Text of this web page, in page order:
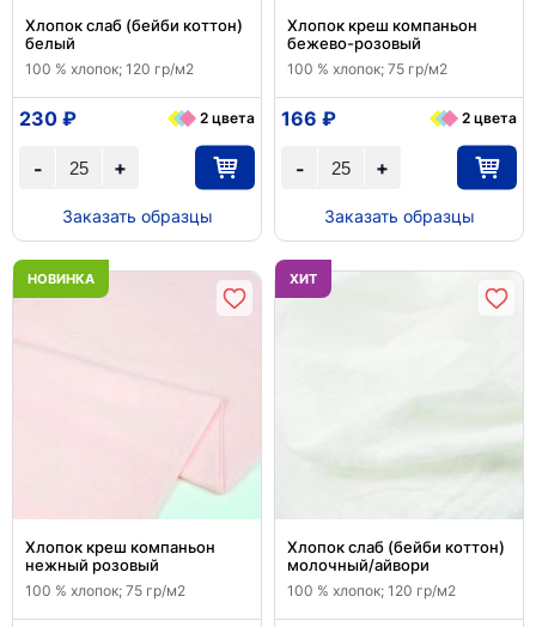
Хлопок слаб (бейби коттон)
белый
100 % хлопок; 120 гр/м2
+
-
230 ₽ 2 цвета
Заказать образцы
Хлопок креш компаньон
бежево-розовый
100 % хлопок; 75 гр/м2
+
-
166 ₽ 2 цвета
Заказать образцы
НОВИНКА
Хлопок креш компаньон
нежный розовый
100 % хлопок; 75 гр/м2
ХИТ
Хлопок слаб (бейби коттон)
молочный/айвори
100 % хлопок; 120 гр/м2